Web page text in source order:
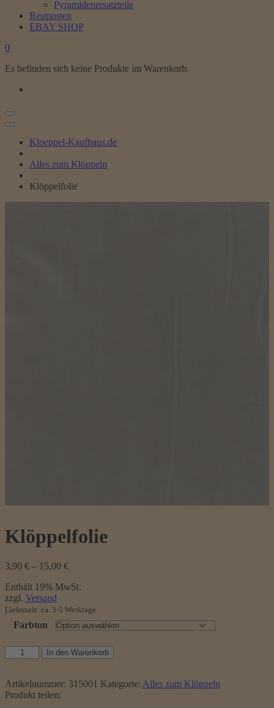
Pyramidenersatzteile
Restposten
EBAY SHOP
0
Es befinden sich keine Produkte im Warenkorb.
Kloeppel-Kaufhaus.de
Alles zum Klöppeln
Klöppelfolie
Klöppelfolie
3,90 € – 15,00 €Preisspanne:
bis
Enthält 19% MwSt.
zzgl. Versand
Lieferzeit: ca. 3-5 Werktage
Farbton
Klöppelfolie
Menge
In den Warenkorb
Artikelnummer: 315001 Kategorie: Alles zum Klöppeln
Produkt teilen: